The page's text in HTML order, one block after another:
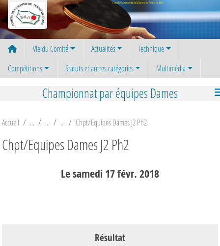
Comité Départemental de la Somme de Tennis de Table
Vie du Comité Actualités
Technique
Compétitions
Statuts et autres catégories Multimédia
Championnat par équipes Dames
Accueil Chpt/Equipes Dames J2 Ph2
Chpt/Equipes Dames J2 Ph2
Lesamedi17févr.2018
Résultat
Panneau de gestion des cookies